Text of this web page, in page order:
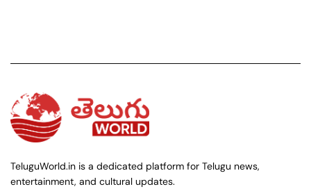
TeluguWorld.in is a dedicated platform for Telugu news,
entertainment, and cultural updates.